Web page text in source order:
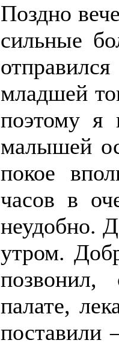
Поздно
сильные
младшей
поэтому я
малышей
покое
часов в
неудобно.
утром.
палате,
поставили